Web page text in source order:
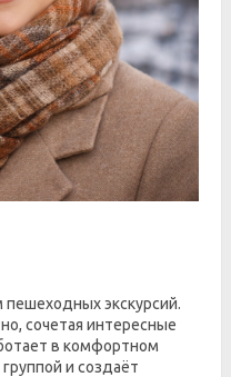
экскурсий.
сочетая интересные
в комфортном
и создаёт